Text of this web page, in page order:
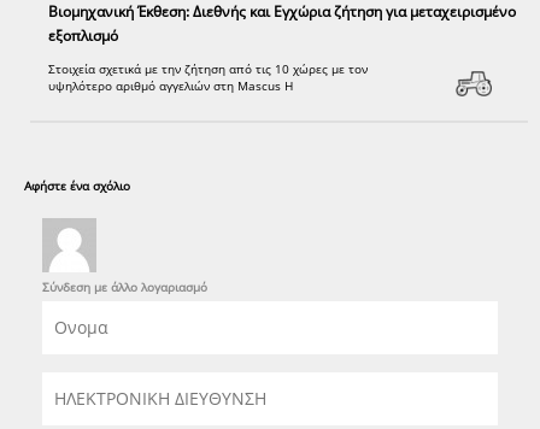
Βιομηχανική Έκθεση: Διεθνής και Εγχώρια ζήτηση για μεταχειρισμένο
εξοπλισμό
Στοιχεία σχετικά με την ζήτηση από τις 10 χώρες με τον
υψηλότερο αριθμό αγγελιών στη Mascus Η
Αφήστε ένα σχόλιο
Σύνδεση με άλλο λογαριασμό